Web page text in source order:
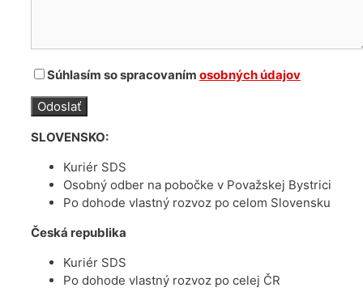
Súhlasím so spracovaním osobných údajov
SLOVENSKO:
Kuriér SDS
Osobný odber na pobočke v Považskej Bystrici
Po dohode vlastný rozvoz po celom Slovensku
Česká republika
Kuriér SDS
Po dohode vlastný rozvoz po celej ČR